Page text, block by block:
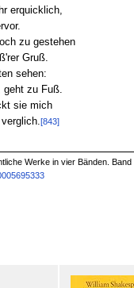
erquicklich,
zu gestehen
Gruß.
sehen:
geht zu Fuß.
sie mich
[843]
Werke in vier Bänden.